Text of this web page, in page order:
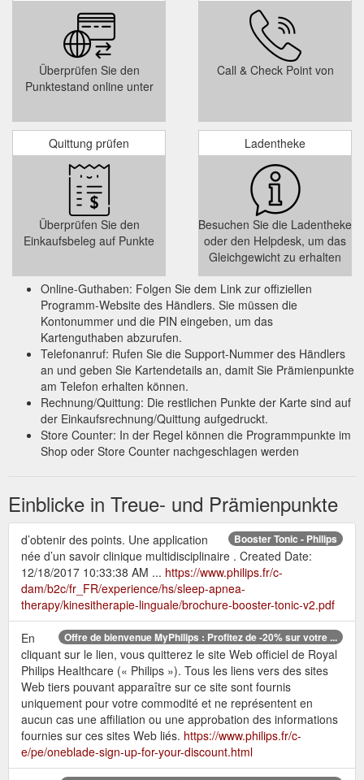
Überprüfen Sie den
Punktestand online unter
Call & Check Point von
Quittung prüfen
Überprüfen Sie den
Einkaufsbeleg auf Punkte
Ladentheke
Besuchen Sie die Ladentheke
oder den Helpdesk, um das
Gleichgewicht zu erhalten
Online-Guthaben: Folgen Sie dem Link zur offiziellen
Programm-Website des Händlers. Sie müssen die
Kontonummer und die PIN eingeben, um das
Kartenguthaben abzurufen.
Telefonanruf: Rufen Sie die Support-Nummer des Händlers
an und geben Sie Kartendetails an, damit Sie Prämienpunkte
am Telefon erhalten können.
Rechnung/Quittung: Die restlichen Punkte der Karte sind auf
der Einkaufsrechnung/Quittung aufgedruckt.
Store Counter: In der Regel können die Programmpunkte im
Shop oder Store Counter nachgeschlagen werden
Einblicke in Treue- und Prämienpunkte
Booster Tonic - Philips
d’obtenir des points. Une application
née d’un savoir clinique multidisciplinaire . Created Date:
12/18/2017 10:33:38 AM ... https://www.philips.fr/c-
dam/b2c/fr_FR/experience/hs/sleep-apnea-
therapy/kinesitherapie-linguale/brochure-booster-tonic-v2.pdf
Offre de bienvenue MyPhilips : Profitez de -20% sur votre ...
En
cliquant sur le lien, vous quitterez le site Web officiel de Royal
Philips Healthcare (« Philips »). Tous les liens vers des sites
Web tiers pouvant apparaître sur ce site sont fournis
uniquement pour votre commodité et ne représentent en
aucun cas une affiliation ou une approbation des informations
fournies sur ces sites Web liés. https://www.philips.fr/c-
e/pe/oneblade-sign-up-for-your-discount.html